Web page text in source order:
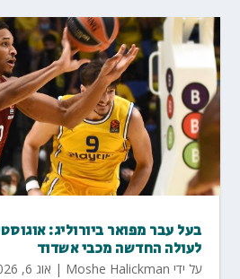
בעל עבר מפואר ביורוליג:
לעולה החדשה מכבי אשדוד
על ידי Moshe Halickman
| אוג 6, 2026